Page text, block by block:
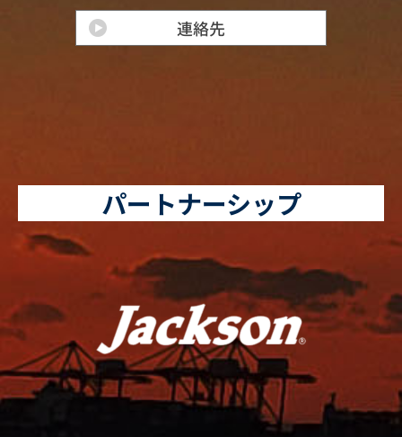
パートナーシップ